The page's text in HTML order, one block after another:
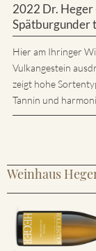
2022 Dr.
Spätburgunder
Hier am Ihringer
Vulkangestein
zeigt hohe
Tannin und
Weinhaus